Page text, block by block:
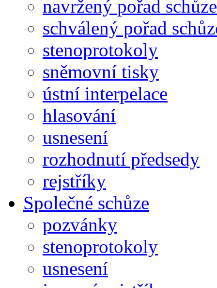
navržený pořad schůze
schválený pořad
stenoprotokoly
sněmovní tisky
ústní interpelace
hlasování
usnesení
rozhodnutí předsedy
rejstříky
Společné schůze
pozvánky
stenoprotokoly
usnesení